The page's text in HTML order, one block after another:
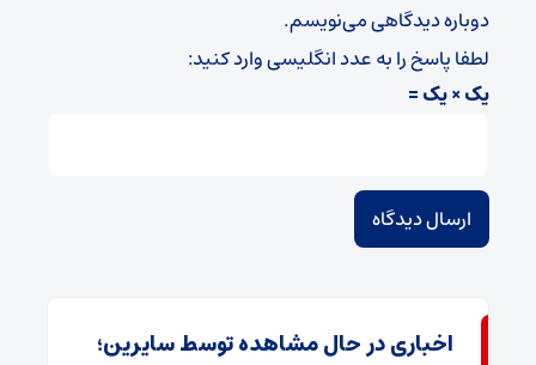
دوباره دیدگاهی می‌نویسم.
لطفا پاسخ را به عدد انگلیسی وارد کنید:
یک × یک =
اخباری در حال مشاهده توسط سایرین؛